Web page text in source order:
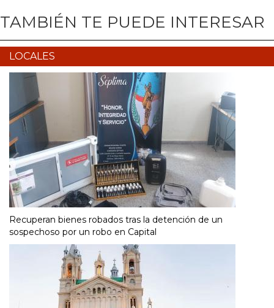
TAMBIÉN TE PUEDE INTERESAR
LOCALES
Recuperan bienes robados tras la detención de un
sospechoso por un robo en Capital